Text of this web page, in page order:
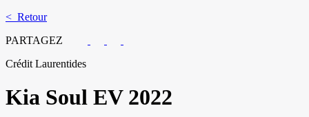
< Retour
PARTAGEZ
Crédit Laurentides
Kia Soul EV 2022